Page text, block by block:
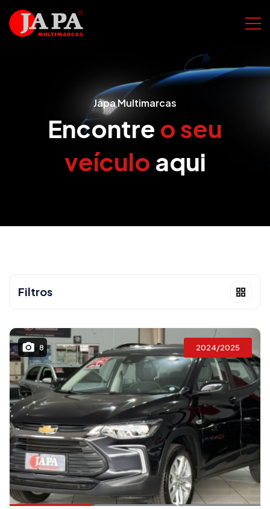
Japa Multimarcas
Encontre o seu
veículo aqui
Filtros
8 2024/2025